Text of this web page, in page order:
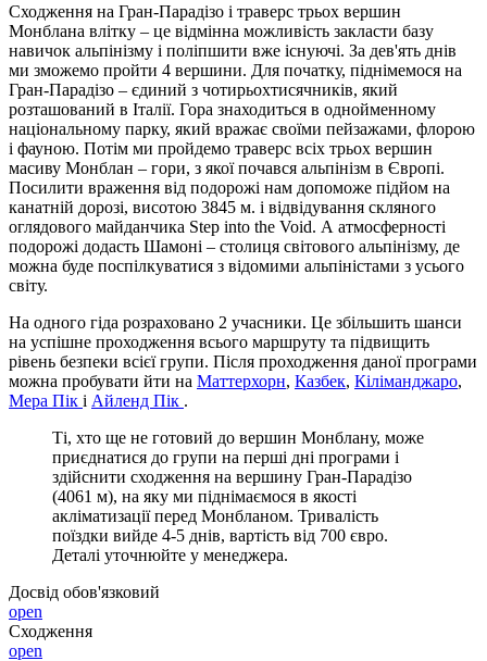
Сходження на Гран-Парадізо і траверс трьох вершин
Монблана влітку – це відмінна можливість закласти базу
навичок альпінізму і поліпшити вже існуючі. За дев'ять днів
ми зможемо пройти 4 вершини. Для початку, піднімемося на
Гран-Парадізо – єдиний з чотирьохтисячників, який
розташований в Італії. Гора знаходиться в однойменному
національному парку, який вражає своїми пейзажами, флорою
і фауною. Потім ми пройдемо траверс всіх трьох вершин
масиву Монблан – гори, з якої почався альпінізм в Європі.
Посилити враження від подорожі нам допоможе підйом на
канатній дорозі, висотою 3845 м. і відвідування скляного
оглядового майданчика Step into the Void. А атмосферності
подорожі додасть Шамоні – столиця світового альпінізму, де
можна буде поспілкуватися з відомими альпіністами з усього
світу.
На одного гіда розраховано 2 учасники. Це збільшить шанси
на успішне проходження всього маршруту та підвищить
рівень безпеки всієї групи. Після проходження даної програми
можна пробувати йти на Маттерхорн, Казбек, Кіліманджаро,
Мера Пік і Айленд Пік .
Ті, хто ще не готовий до вершин Монблану, може
приєднатися до групи на перші дні програми і
здійснити сходження на вершину Гран-Парадізо
(4061 м), на яку ми піднімаємося в якості
акліматизації перед Монбланом. Тривалість
поїздки вийде 4-5 днів, вартість від 700 євро.
Деталі уточнюйте у менеджера.
Досвід обов'язковий
open
Сходження
open